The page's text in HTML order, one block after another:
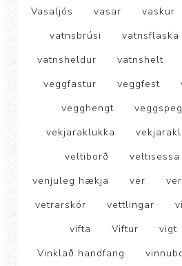
Vasaljós
vasar vaskur
vatnsbrúsi
vatnsflaska
vatnsheldur
vatnshelt
veggfastur
veggfest
vegghengt
vekjaraklukka
veltiborð
veltisessa
venjuleg hækja
ver
vetrarskór
vettlingar
vifta
Viftur vigt
Vinklað handfang